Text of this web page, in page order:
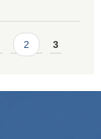
2 3